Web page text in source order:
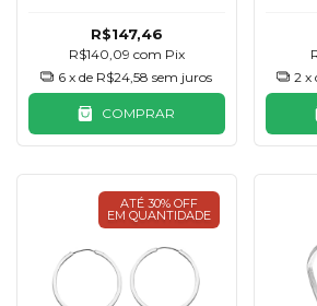
R$147,46
R$140,09 com Pix
6 x de R$24,58 sem juros
COMPRAR
2 x
ATÉ 30% OFF
EM QUANTIDADE